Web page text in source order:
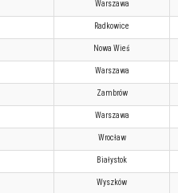
Warszawa
Radkowice
Nowa Wieś
Warszawa
Zambrów
Warszawa
Wrocław
Białystok
Wyszków